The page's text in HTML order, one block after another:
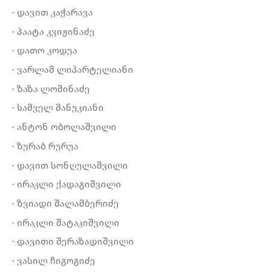
· დავით კაჭარავა
· პაატა კვიჟინაძე
· დათო კოდუა
· ვარლამ ლიპარტელიანი
· ზაზა ლომინაძე
· სამველ მანუკიანი
· ანტონ ობოლაშვილი
· ზურაბ რურუა
· დავით სონღულაშვილი
· ირაკლი ქადაგიშვილი
· ზვიადი შალამბერიძე
· ირაკლი შატაკიშვილი
· დავითი შერაზადიშვილი
· ვასილ ჩიგოგიძე